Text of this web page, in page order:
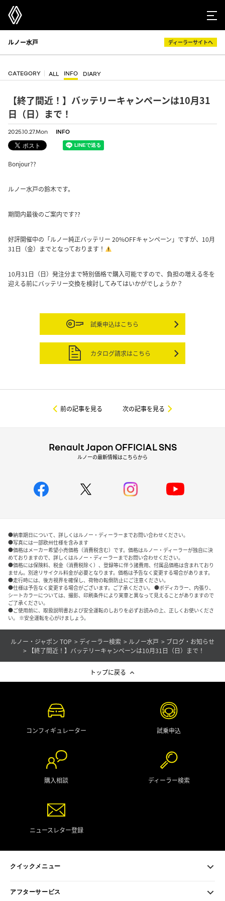
ルノー水戸 ディーラーサイトへ
CATEGORY ALL INFO DIARY
【終了間近！】バッテリーキャンペーンは10月31
日（日）まで！
2025.10.27.Mon INFO
Bonjour??
ルノー水戸の鈴木です。
期間内最後のご案内です?‍?
好評開催中の「ルノー純正バッテリー 20%OFFキャンペーン」ですが、10月
31日（金）までとなっております！
10月31日（日）発注分まで特別価格で購入可能ですので、負担の増える冬を
迎える前にバッテリー交換を検討してみてはいかがでしょうか？
試乗申込はこちら
カタログ請求はこちら
前の記事を見る 次の記事を見る
Renault Japon OFFICIAL SNS
ルノーの最新情報はこちらから
●納車期日について、詳しくはルノー・ディーラーまでお問い合わせください。
●写真には一部欧州仕様を含みます
●価格はメーカー希望小売価格（消費税含む）です。価格はルノー・ディーラーが独自に決
めておりますので、詳しくはルノー・ディーラーまでお問い合わせください。
●価格には保険料、税金（消費税除く）、登録等に伴う諸費用、付属品価格は含まれており
ません。別途リサイクル料金が必要となります。価格は予告なく変更する場合があります。
●走行時には、後方視界を確保し、荷物の転倒防止にご注意ください。
●仕様は予告なく変更する場合がございます。ご了承ください。 ●ボディカラー、内張り、
シートカラーについては、撮影、印刷条件により実車と異なって見えることがありますので
ご了承ください。
●ご使用前に、取扱説明書および安全運転のしおりを必ずお読みの上、正しくお使いくださ
い。 ※安全運転を心がけましょう。
ルノー・ジャポン TOP ディーラー検索 ルノー水戸
ブログ・お知らせ
【終了間近！】バッテリーキャンペーンは10月31日（日）まで！
トップに戻る
コンフィギュレーター 試乗申込
購入相談 ディーラー検索
ニュースレター登録
クイックメニュー
アフターサービス